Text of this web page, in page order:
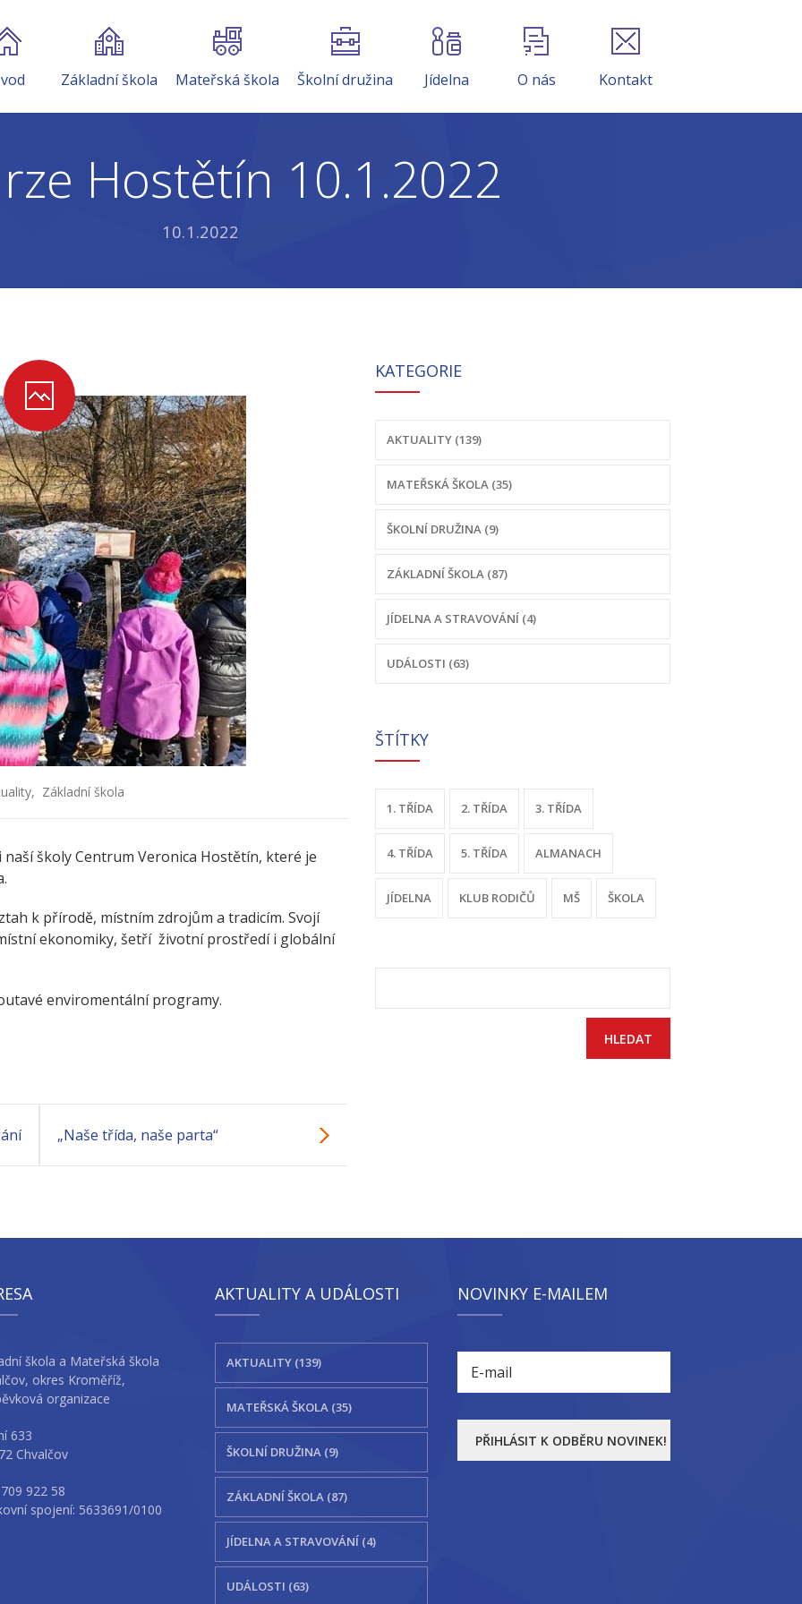
Základní škola Mateřská škola Školní družina Jídelna O nás Kontakt
Hostětín 10.1.2022
10.1.2022
, Základní škola
naší školy Centrum Veronica Hostětín, které je
k přírodě, místním zdrojům a tradicím. Svojí
ekonomiky, šetří životní prostředí i globální
enviromentální programy.
„Naše třída, naše parta“
KATEGORIE
AKTUALITY (139)
MATEŘSKÁ ŠKOLA (35)
ŠKOLNÍ DRUŽINA (9)
ZÁKLADNÍ ŠKOLA (87)
JÍDELNA A STRAVOVÁNÍ (4)
UDÁLOSTI (63)
ŠTÍTKY
1. TŘÍDA 2. TŘÍDA 3. TŘÍDA
4. TŘÍDA 5. TŘÍDA ALMANACH
JÍDELNA KLUB RODIČŮ MŠ ŠKOLA
škola a Mateřská škola
okres Kroměříž,
organizace
633
Chvalčov
922 58
spojení: 5633691/0100
AKTUALITY A UDÁLOSTI
AKTUALITY (139)
MATEŘSKÁ ŠKOLA (35)
ŠKOLNÍ DRUŽINA (9)
ZÁKLADNÍ ŠKOLA (87)
JÍDELNA A STRAVOVÁNÍ (4)
UDÁLOSTI (63)
NOVINKY E-MAILEM